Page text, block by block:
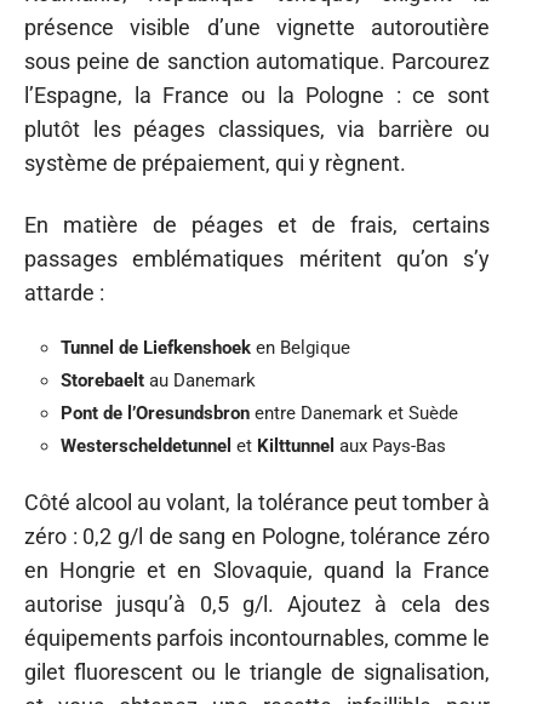
présence visible d’une vignette autoroutière
sous peine de sanction automatique. Parcourez
l’Espagne, la France ou la Pologne : ce sont
plutôt les péages classiques, via barrière ou
système de prépaiement, qui y règnent.
En matière de péages et de frais, certains
passages emblématiques méritent qu’on s’y
attarde :
Tunnel de Liefkenshoek en Belgique
Storebaelt au Danemark
Pont de l’Oresundsbron entre Danemark et Suède
Westerscheldetunnel et Kilttunnel aux Pays-Bas
Côté alcool au volant, la tolérance peut tomber à
zéro : 0,2 g/l de sang en Pologne, tolérance zéro
en Hongrie et en Slovaquie, quand la France
autorise jusqu’à 0,5 g/l. Ajoutez à cela des
équipements parfois incontournables, comme le
gilet fluorescent ou le triangle de signalisation,